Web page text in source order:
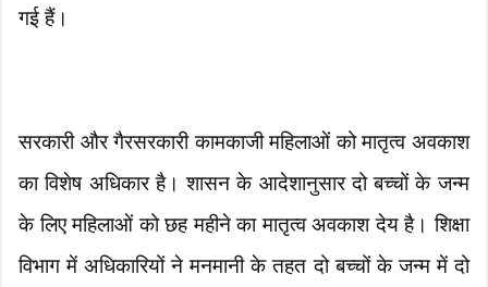
गई हैं।
सरकारी और गैरसरकारी कामकाजी महिलाओं को मातृत्व अवकाश
का विशेष अधिकार है। शासन के आदेशानुसार दो बच्चों के जन्म
के लिए महिलाओं को छह महीने का मातृत्व अवकाश देय है। शिक्षा
विभाग में अधिकारियों ने मनमानी के तहत दो बच्चों के जन्म में दो